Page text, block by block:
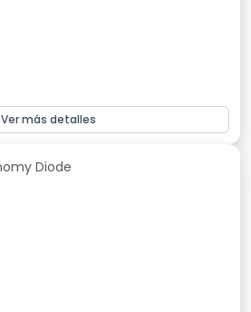
Ver más detalles